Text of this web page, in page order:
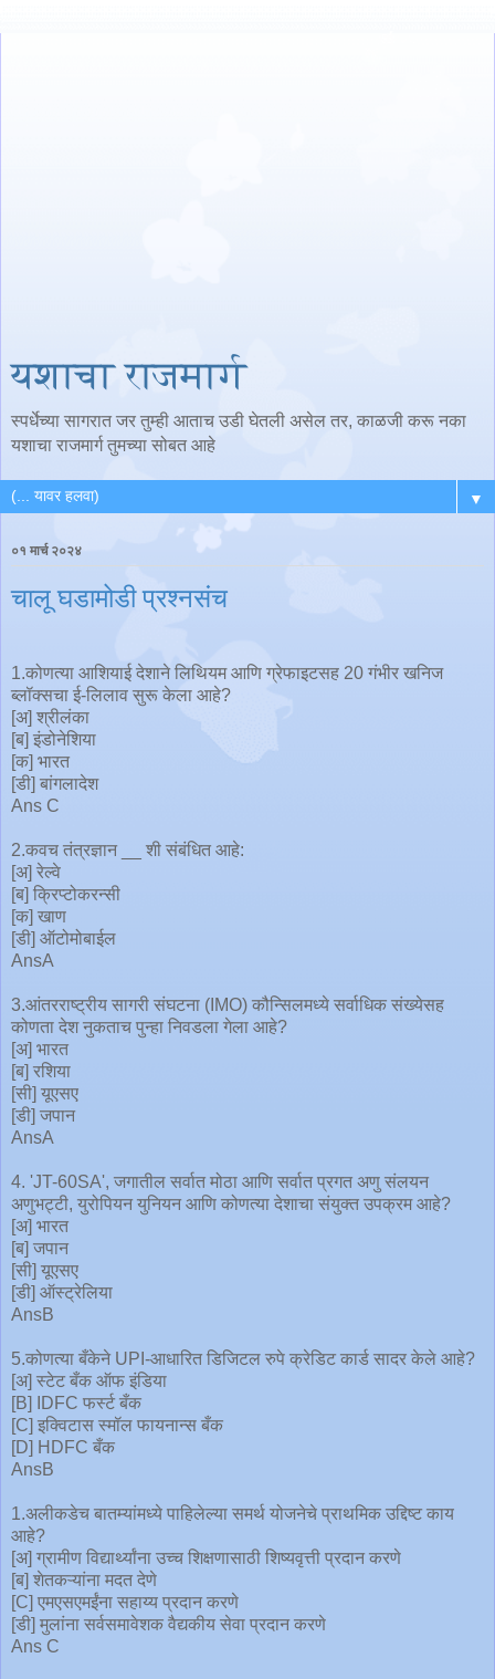
यशाचा राजमार्ग
स्पर्धेच्या सागरात जर तुम्ही आताच उडी घेतली असेल तर, काळजी करू नका
यशाचा राजमार्ग तुमच्या सोबत आहे
▼
०१ मार्च २०२४
चालू घडामोडी प्रश्नसंच
1.कोणत्या आशियाई देशाने लिथियम आणि ग्रेफाइटसह 20 गंभीर खनिज
ब्लॉक्सचा ई-लिलाव सुरू केला आहे?
[अ] श्रीलंका
[ब] इंडोनेशिया
[क] भारत
[डी] बांगलादेश
Ans C
2.कवच तंत्रज्ञान __ शी संबंधित आहे:
[अ] रेल्वे
[ब] क्रिप्टोकरन्सी
[क] खाण
[डी] ऑटोमोबाईल
AnsA
3.आंतरराष्ट्रीय सागरी संघटना (IMO) कौन्सिलमध्ये सर्वाधिक संख्येसह
कोणता देश नुकताच पुन्हा निवडला गेला आहे?
[अ] भारत
[ब] रशिया
[सी] यूएसए
[डी] जपान
AnsA
4. 'JT-60SA', जगातील सर्वात मोठा आणि सर्वात प्रगत अणु संलयन
अणुभट्टी, युरोपियन युनियन आणि कोणत्या देशाचा संयुक्त उपक्रम आहे?
[अ] भारत
[ब] जपान
[सी] यूएसए
[डी] ऑस्ट्रेलिया
AnsB
5.कोणत्या बँकेने UPI-आधारित डिजिटल रुपे क्रेडिट कार्ड सादर केले आहे?
[अ] स्टेट बँक ऑफ इंडिया
[B] IDFC फर्स्ट बँक
[C] इक्विटास स्मॉल फायनान्स बँक
[D] HDFC बँक
AnsB
1.अलीकडेच बातम्यांमध्ये पाहिलेल्या समर्थ योजनेचे प्राथमिक उद्दिष्ट काय
आहे?
[अ] ग्रामीण विद्यार्थ्यांना उच्च शिक्षणासाठी शिष्यवृत्ती प्रदान करणे
[ब] शेतकऱ्यांना मदत देणे
[C] एमएसएमईंना सहाय्य प्रदान करणे
[डी] मुलांना सर्वसमावेशक वैद्यकीय सेवा प्रदान करणे
Ans C